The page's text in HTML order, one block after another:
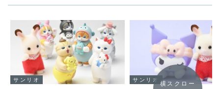
サンリオ サンリオ
横スクロー